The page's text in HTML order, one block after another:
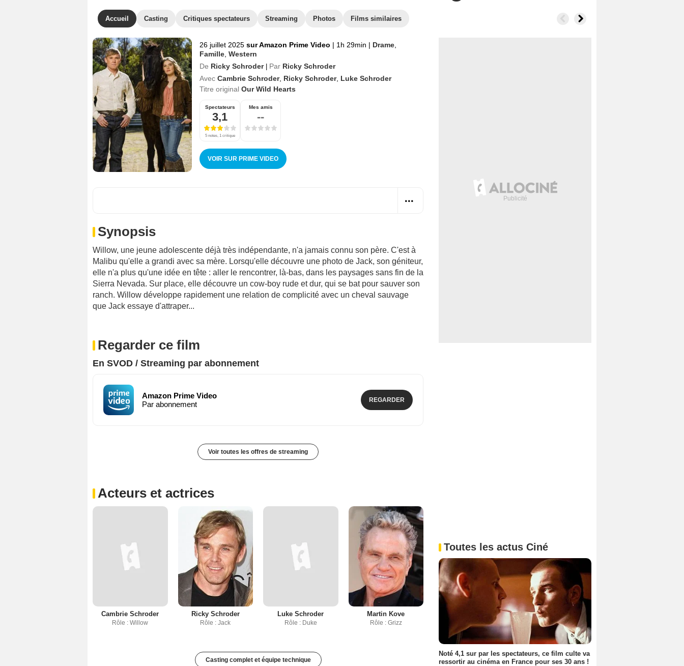
Accueil Casting Critiques spectateurs Streaming Photos Films similaires
26 juillet 2025 sur Amazon Prime Video | 1h 29min | Drame
Famille Western
De Ricky Schroder Par Ricky Schroder
Avec Cambrie Schroder, Ricky Schroder, Luke Schroder
Titre original Our Wild Hearts
Spectateurs
3,1
5 notes, 1 critique
Mes amis
--
VOIR SUR PRIME VIDEO
Synopsis
Willow, une jeune adolescente déjà très indépendante, n'a jamais connu son père. C'est à
Malibu qu'elle a grandi avec sa mère. Lorsqu'elle découvre une photo de Jack, son géniteur,
elle n'a plus qu'une idée en tête : aller le rencontrer, là-bas, dans les paysages sans fin de la
Sierra Nevada. Sur place, elle découvre un cow-boy rude et dur, qui se bat pour sauver son
ranch. Willow développe rapidement une relation de complicité avec un cheval sauvage
que Jack essaye d'attraper...
Regarder ce film
En SVOD / Streaming par abonnement
Amazon Prime Video
Par abonnement
REGARDER
Voir toutes les offres de streaming
Acteurs et actrices
Cambrie Schroder
Rôle : Willow
Ricky Schroder
Rôle : Jack
Luke Schroder
Rôle : Duke
Martin Kove
Rôle : Grizz
Casting complet et équipe technique
Toutes les actus Ciné
Noté 4,1 sur par les spectateurs, ce film culte va
ressortir au cinéma en France pour ses 30 ans !